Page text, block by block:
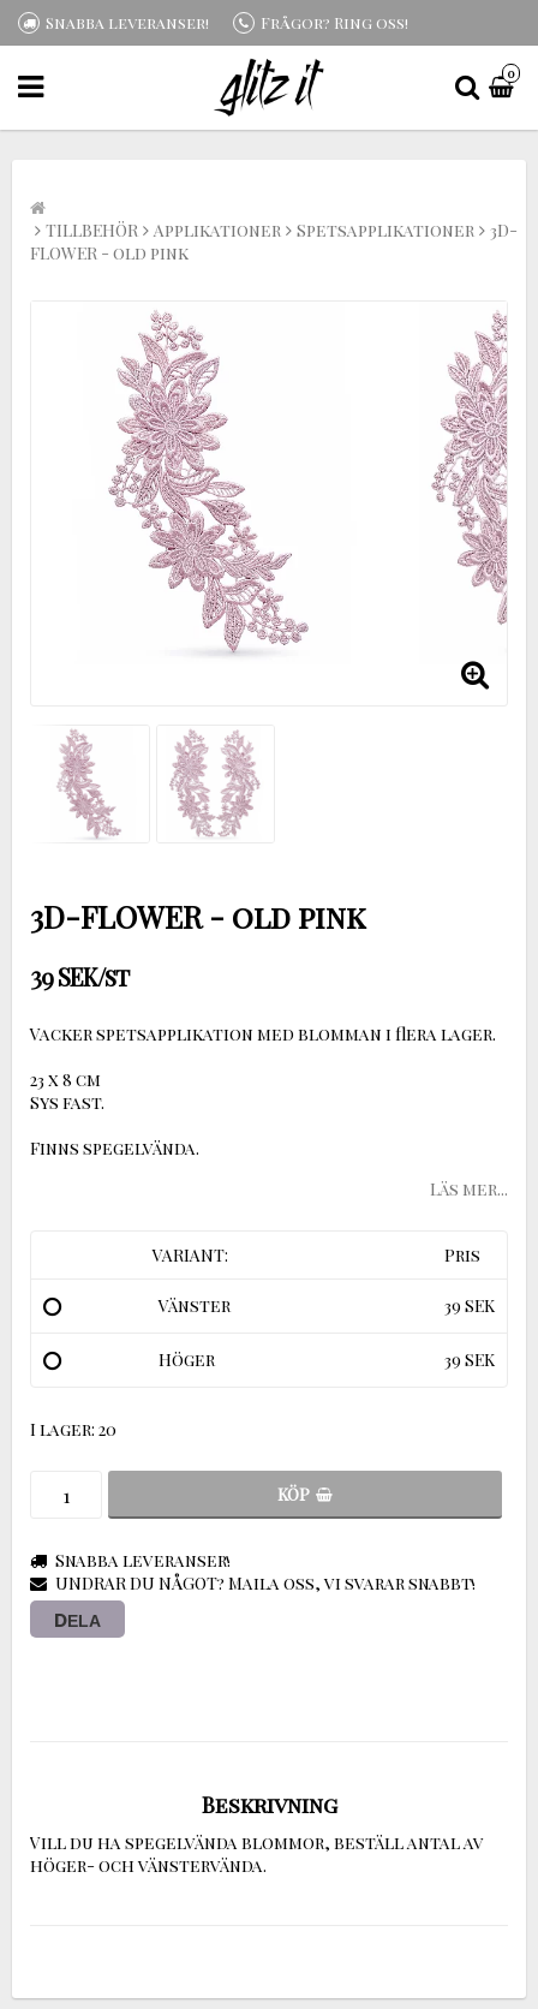
Snabba leveranser! Frågor? Ring oss!
0
TILLBEHÖR Applikationer Spetsapplikationer
3D-
FLOWER - old pink
3D-FLOWER - old pink
39 SEK/st
Vacker spetsapplikation med blomman i flera lager.
23 x 8 cm
Sys fast.
Finns spegelvända.
Läs mer...
VARIANT: Pris
Vänster 39 SEK
Höger 39 SEK
I lager: 20
KÖP
Snabba leveranser!
UNDRAR DU NÅGOT? Maila oss, vi svarar snabbt!
DELA
Beskrivning
Vill du ha spegelvända blommor, beställ antal av
höger- och vänstervända.